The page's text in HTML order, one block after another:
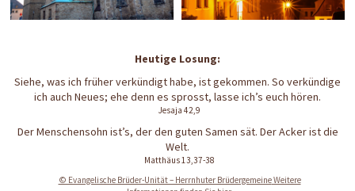
Siehe, was ich früher verkündigt habe, ist gekommen. So verkündige
ich auch Neues; ehe denn es sprosst, lasse ich’s euch hören.
Jesaja 42,9
Der Menschensohn ist’s, der den guten Samen sät. Der Acker ist die
Welt.
Matthäus 13,37-38
© Evangelische Brüder-Unität – Herrnhuter BrüdergemeineWeitere